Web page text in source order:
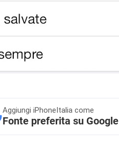
Aggiungi iPhoneItalia come
Fonte preferita su Google